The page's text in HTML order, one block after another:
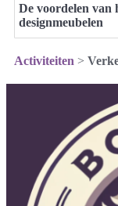
De voordelen van
designmeubelen
Activiteiten >